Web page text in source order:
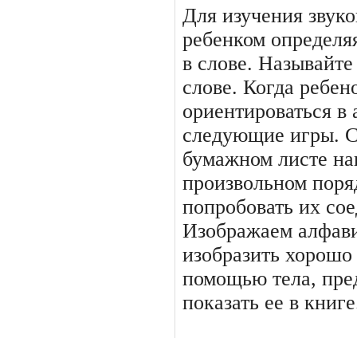
Для изучения
ребенком
в слове.
слове. Когда
ориентироваться
следующие игры.
бумажном листе
произвольном
попробовать их
Изображаем
изобразить
помощью тела,
показать ее в